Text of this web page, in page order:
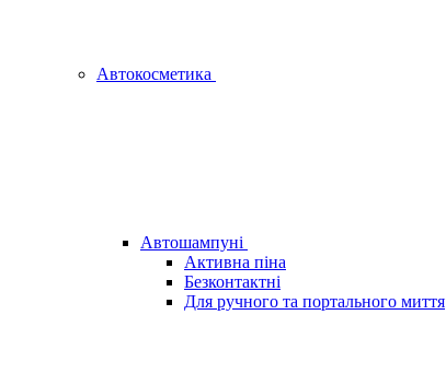
Автокосметика
Автошампуні
Активна піна
Безконтактні
Для ручного та портального миття